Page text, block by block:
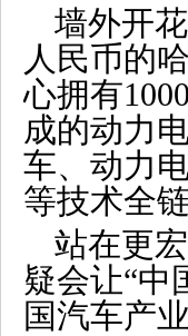
墙外开
人民币的
心拥有
成的动力
车、动力
等技术全
站在更
疑会让“中
国汽车产